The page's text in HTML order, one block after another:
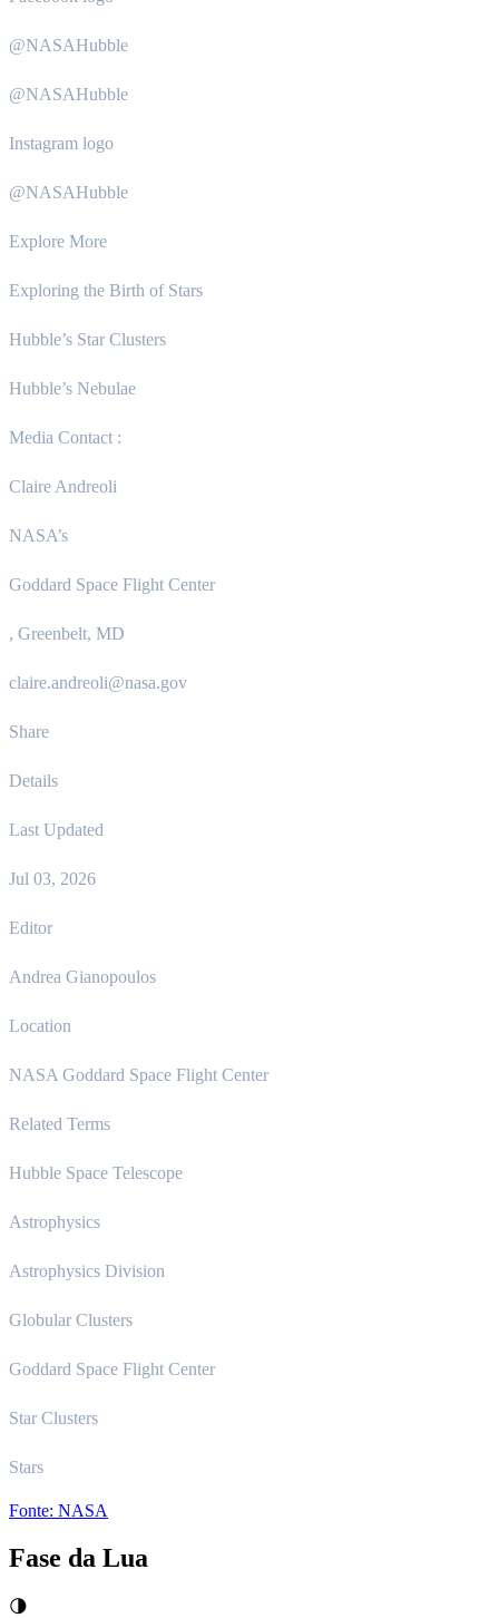
@NASAHubble
@NASAHubble
Instagram logo
@NASAHubble
Explore More
Exploring the Birth of Stars
Hubble’s Star Clusters
Hubble’s Nebulae
Media Contact :
Claire Andreoli
NASA’s
Goddard Space Flight Center
, Greenbelt, MD
claire.andreoli@nasa.gov
Share
Details
Last Updated
Jul 03, 2026
Editor
Andrea Gianopoulos
Location
NASA Goddard Space Flight Center
Related Terms
Hubble Space Telescope
Astrophysics
Astrophysics Division
Globular Clusters
Goddard Space Flight Center
Star Clusters
Stars
Fonte: NASA
Fase da Lua
🌗